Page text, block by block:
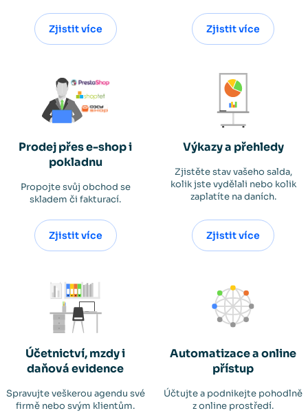
Zjistit více Zjistit více
Prodej přes e-shop i
pokladnu
Propojte svůj obchod se
skladem či fakturací.
Zjistit více
Výkazy a přehledy
Zjistěte stav vašeho salda,
kolik jste vydělali nebo kolik
zaplatíte na daních.
Zjistit více
Účetnictví, mzdy i
daňová evidence
Spravujte veškerou agendu své
firmě nebo svým klientům.
Automatizace a online
přístup
Účtujte a podnikejte pohodlně
z online prostředí.